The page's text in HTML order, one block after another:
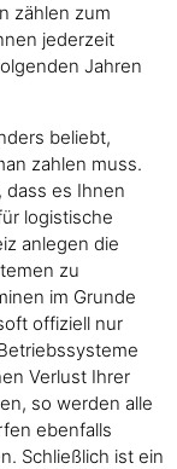
zählen zum
jederzeit
Jahren
beliebt,
zahlen muss.
dass es Ihnen
logistische
anlegen die
zu
im Grunde
offiziell nur
Verlust Ihrer
so werden alle
ebenfalls
Schließlich ist ein